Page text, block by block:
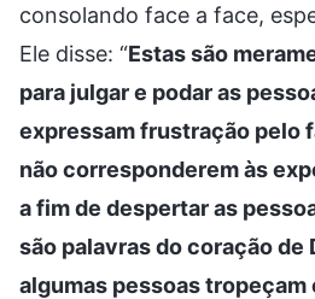
consolando face a face,
Ele disse: “Estas são
para julgar e podar as
expressam frustração pelo
não corresponderem às
a fim de despertar as
são palavras do coração de
algumas pessoas tropeçam